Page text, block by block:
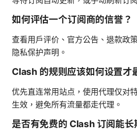
如何评估一个订阅商的信誉？
查看用户评价、官方公告、退款政
隐私保护声明。
Clash 的规则应该如何设置才
优先直连常用站点，使用代理仅对
生效，避免所有流量都走代理。
是否有免费的 Clash 订阅能长